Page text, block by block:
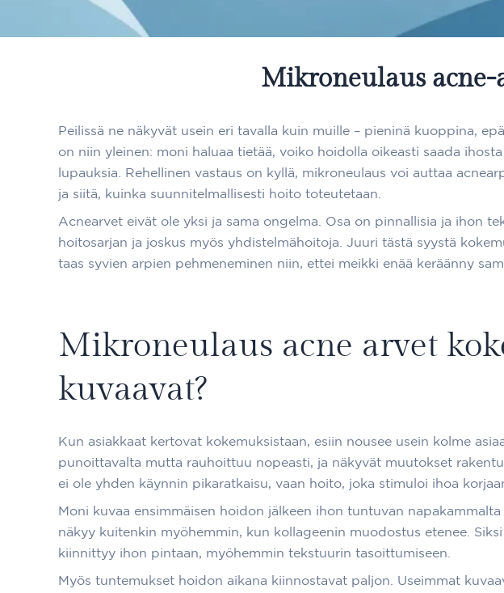
Mikroneulaus acne-
Peilissä ne näkyvät usein eri tavalla kuin muille – pieninä kuoppina,
on niin yleinen: moni haluaa tietää, voiko hoidolla oikeasti saada
lupauksia. Rehellinen vastaus on kyllä, mikroneulaus voi auttaa
ja siitä, kuinka suunnitelmallisesti hoito toteutetaan.
Acnearvet eivät ole yksi ja sama ongelma. Osa on pinnallisia ja ihon
hoitosarjan ja joskus myös yhdistelmähoitoja. Juuri tästä syystä
taas syvien arpien pehmeneminen niin, ettei meikki enää keräänny
Mikroneulaus acne arvet
kuvaavat?
Kun asiakkaat kertovat kokemuksistaan, esiin nousee usein kolme
punoittavalta mutta rauhoittuu nopeasti, ja näkyvät muutokset
ei ole yhden käynnin pikaratkaisu, vaan hoito, joka stimuloi ihoa
Moni kuvaa ensimmäisen hoidon jälkeen ihon tuntuvan
näkyy kuitenkin myöhemmin, kun kollageenin muodostus etenee.
kiinnittyy ihon pintaan, myöhemmin tekstuurin tasoittumiseen.
Myös tuntemukset hoidon aikana kiinnostavat paljon. Useimmat